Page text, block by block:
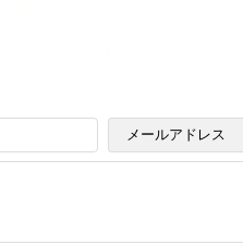
メールアドレス